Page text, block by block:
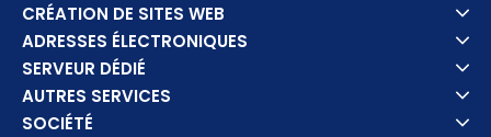
CRÉATION DE SITES WEB
ADRESSES ÉLECTRONIQUES
SERVEUR DÉDIÉ
AUTRES SERVICES
SOCIÉTÉ